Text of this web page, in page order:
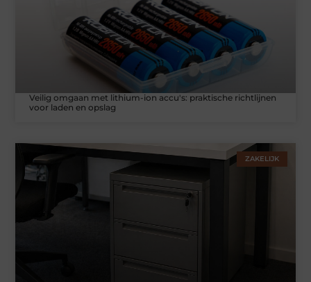
Veilig omgaan met lithium-ion accu's: praktische richtlijnen
voor laden en opslag
ZAKELIJK